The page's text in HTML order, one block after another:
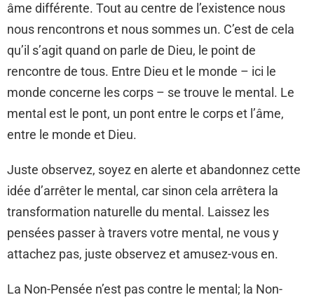
âme différente. Tout au centre de l’existence nous
nous rencontrons et nous sommes un. C’est de cela
qu’il s’agit quand on parle de Dieu, le point de
rencontre de tous. Entre Dieu et le monde – ici le
monde concerne les corps – se trouve le mental. Le
mental est le pont, un pont entre le corps et l’âme,
entre le monde et Dieu.
Juste observez, soyez en alerte et abandonnez cette
idée d’arrêter le mental, car sinon cela arrêtera la
transformation naturelle du mental. Laissez les
pensées passer à travers votre mental, ne vous y
attachez pas, juste observez et amusez-vous en.
La Non-Pensée n’est pas contre le mental; la Non-